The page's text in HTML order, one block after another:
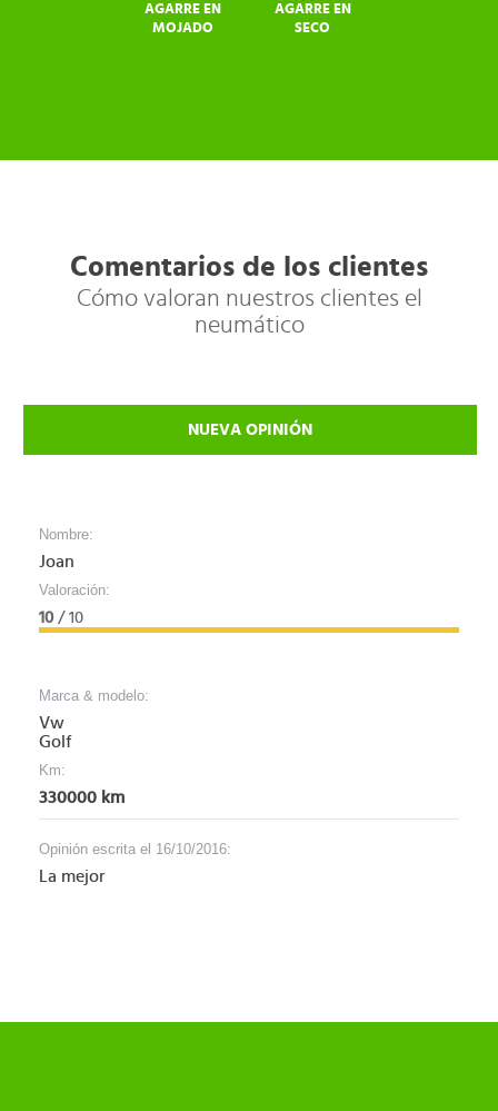
AGARRE EN
SECO
AGARRE EN
MOJADO
Comentarios de los clientes
Cómo valoran nuestros clientes el
neumático
NUEVA OPINIÓN
Nombre:
Joan
Valoración:
10/ 10
Marca & modelo:
Vw
Golf
Km:
330000 km
Opinión escrita el 16/10/2016:
La mejor